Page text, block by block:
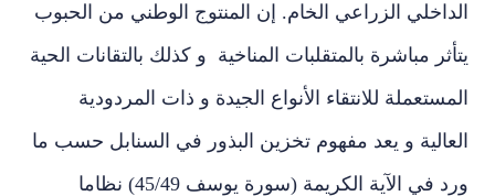
الزراعي الخام. إن المنتوج الوطني من الحبوب
مباشرة بالمتقلبات المناخية و كذلك بالتقانات الحية
للانتقاء الأنواع الجيدة و ذات المردودية
و يعد مفهوم تخزين البذور في السنابل حسب ما
ورد في الآية الكريمة (سورة يوسف 45/49) نظاما